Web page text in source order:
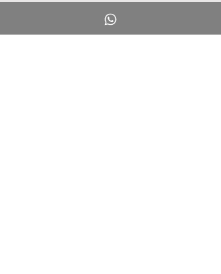
חינוך ליצירתיות
"חינוך ליצירתיות" הוא אתר בתחום הייעוץ החינוכי